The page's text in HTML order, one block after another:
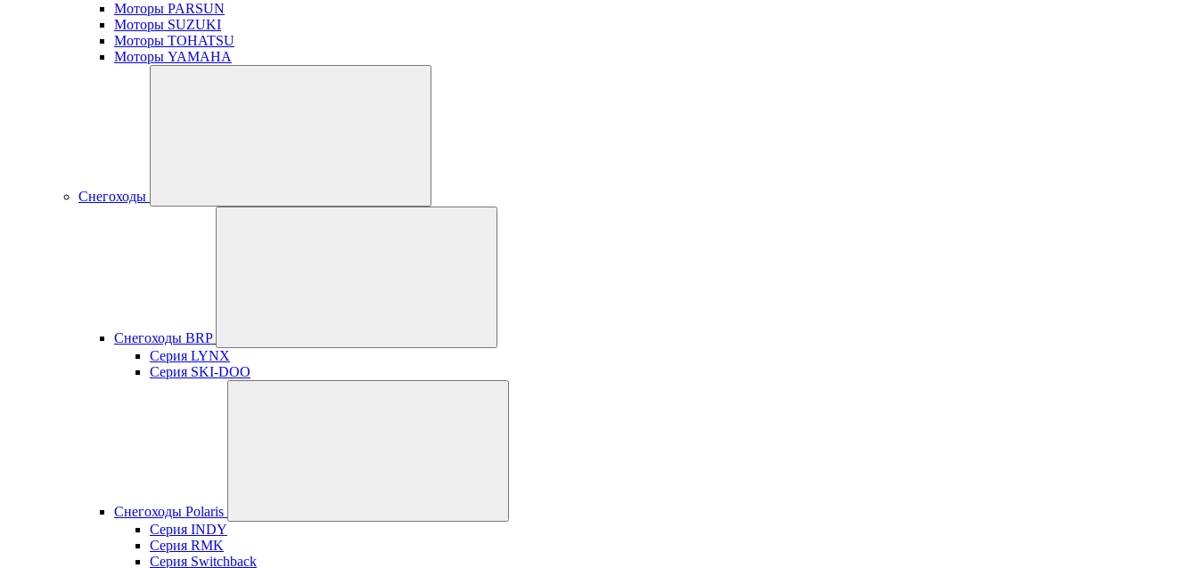
Моторы PARSUN
Моторы SUZUKI
Моторы TOHATSU
Моторы YAMAHA
Снегоходы
Снегоходы BRP
Серия LYNX
Серия SKI-DOO
Снегоходы Polaris
Серия INDY
Серия RMK
Серия Switchback